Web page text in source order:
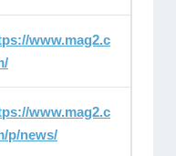
www.mag2.c
www.mag2.c
p/news/